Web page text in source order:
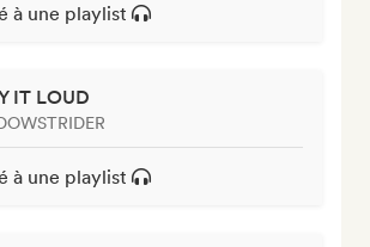
à une playlist
IT LOUD
à une playlist